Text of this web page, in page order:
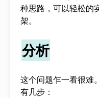
种思路，可以轻松的
架。
分析
这个问题乍一看很难
有几步：